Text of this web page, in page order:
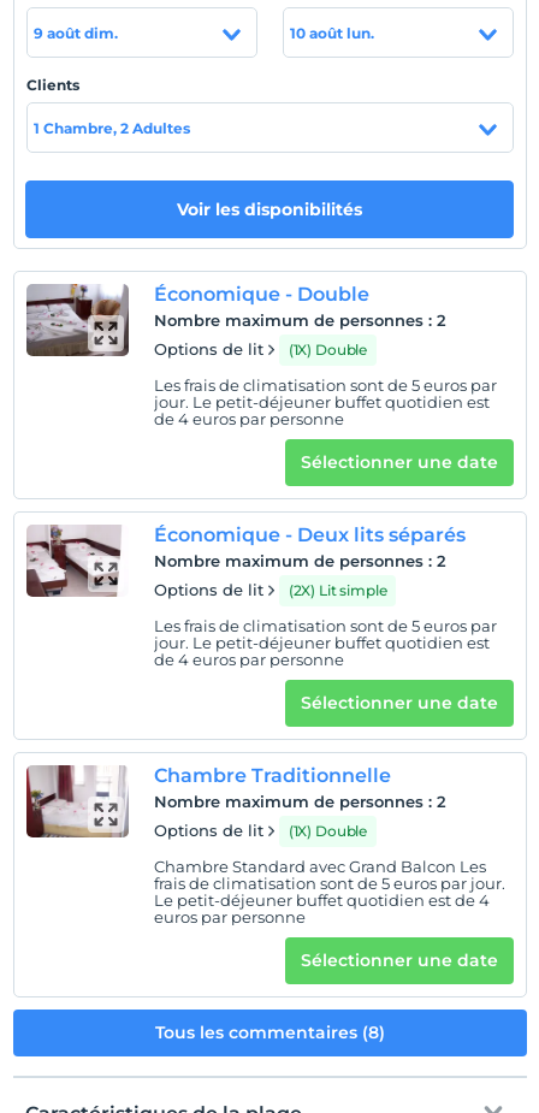
Emplacement
Scala Nuova alışveriş merkezi, Kuşadası Kalesi, Yılancı
Burnu, Kuşadası Marina gibi şehrin görülesi noktaları
misafirlere maksimum 30 dakika yürüme mesafesinde
yer alıyor.
misafirlerin hoşuna gidecek alternatifler 15 dakika ila 30
dakika arası yürüme mesafesinde konumlanıyor.
Afficher sur la
carte
enregistrement
Après 14:00
Vérifier
chambres non fumeur
enfants
Les bébés de moins de 2 ne sont pas facturés
1 enfant(s) jusqu'à l'âge de 6 ans par chambre n'est/ne
sont pas facturé(s)
9 août dim. 10 août lun.
Clients
1 Chambre, 2 Adultes
Voir les disponibilités
Économique - Double
Nombre maximum de personnes : 2
Options de lit
(1X) Double
Les frais de climatisation sont de 5 euros par
jour. Le petit-déjeuner buffet quotidien est
de 4 euros par personne
Sélectionner une date
Économique - Deux lits séparés
Nombre maximum de personnes : 2
Options de lit
(2X) Lit simple
Les frais de climatisation sont de 5 euros par
jour. Le petit-déjeuner buffet quotidien est
de 4 euros par personne
Sélectionner une date
Chambre Traditionnelle
Nombre maximum de personnes : 2
Options de lit
(1X) Double
Chambre Standard avec Grand Balcon Les
frais de climatisation sont de 5 euros par jour.
Le petit-déjeuner buffet quotidien est de 4
euros par personne
Sélectionner une date
Tous les commentaires (8)